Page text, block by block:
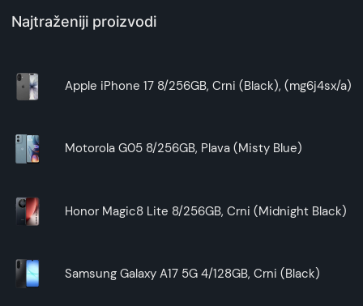
Najtraženiji proizvodi
Apple iPhone 17 8/256GB, Crni (Black), (mg6j4sx/a)
Motorola G05 8/256GB, Plava (Misty Blue)
Honor Magic8 Lite 8/256GB, Crni (Midnight Black)
Samsung Galaxy A17 5G 4/128GB, Crni (Black)